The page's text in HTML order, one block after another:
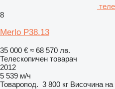
8
Merlo P38.13
35 000 € ≈ 68 570 лв.
Телескопичен товарач
2012
5 539 м/ч
Товаропод. 3 800 кг Височина на